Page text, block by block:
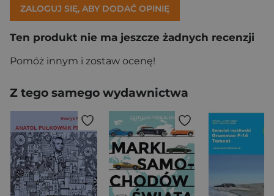
ZALOGUJ SIĘ, ABY DODAĆ OPINIĘ
Ten produkt nie ma jeszcze żadnych recenzji
Pomóż innym i zostaw ocenę!
Z tego samego wydawnictwa